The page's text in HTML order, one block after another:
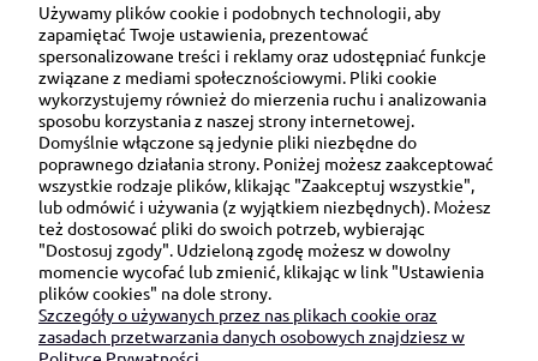
Ul. Brukowa 6/8 lok. 57/58
91-341 Łódź
NIP: 6751510615
SKONTAKTUJ SIĘ Z NAMI:
sklep@be-happygifts.com
+48 690 172 872
Używamy plików cookie i podobnych technologii, aby
zapamiętać Twoje ustawienia, prezentować
spersonalizowane treści i reklamy oraz udostępniać funkcje
związane z mediami społecznościowymi. Pliki cookie
wykorzystujemy również do mierzenia ruchu i analizowania
sposobu korzystania z naszej strony internetowej.
Domyślnie włączone są jedynie pliki niezbędne do
poprawnego działania strony. Poniżej możesz zaakceptować
wszystkie rodzaje plików, klikając "Zaakceptuj wszystkie",
lub odmówić i używania (z wyjątkiem niezbędnych). Możesz
też dostosować pliki do swoich potrzeb, wybierając
"Dostosuj zgody". Udzieloną zgodę możesz w dowolny
momencie wycofać lub zmienić, klikając w link "Ustawienia
plików cookies" na dole strony.
Szczegóły o używanych przez nas plikach cookie oraz
zasadach przetwarzania danych osobowych znajdziesz w